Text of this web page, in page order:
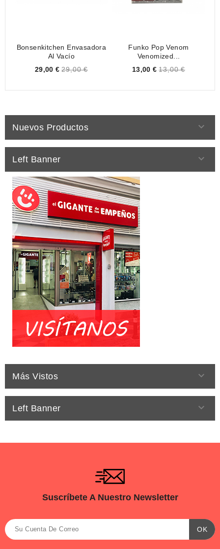
Bonsenkitchen Envasadora
Al Vacío
Price
29,00 € 29,00 €
Funko Pop Venom
Venomized...
Price
13,00 € 13,00 €
Nuevos Productos 
Left Banner 
Más Vistos 
Left Banner 
Suscríbete A Nuestro Newsletter